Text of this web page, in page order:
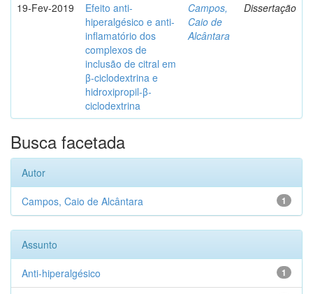
19-Fev-2019
Efeito anti-
hiperalgésico e anti-
inflamatório dos
complexos de
inclusão de citral em
β-ciclodextrina e
hidroxipropil-β-
ciclodextrina
Campos,
Caio de
Alcântara
Dissertação
Busca facetada
Autor
1
Campos, Caio de Alcântara
Assunto
1
Anti-hiperalgésico